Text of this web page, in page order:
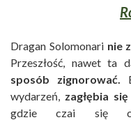
Dragan Solomonari nie
Przeszłość, nawet ta
sposób zignorować.
wydarzeń,
zagłębia
gdzie czai się coś